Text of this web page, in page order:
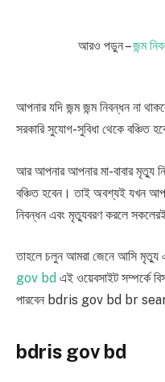
আরও পড়ুন –জন্ম
আপনার যদি জন্ম জন্ম নিবন্ধন না
সরকারি সুযোগ-সুবিধা থেকে বঞ্চিত
আর আপনার আপনার মা-বাবার মৃত্যু
বঞ্চিত হবেন। তাই অবশ্যই যখন
নিবন্ধন এবং মৃত্যুবরণ করলে
তাহলে চলুন আমরা জেনে আসি মৃত্যু
gov bd এই ওয়েবসাইট সম্পর্কে
পারবেন bdris gov bd br
bdris gov bd